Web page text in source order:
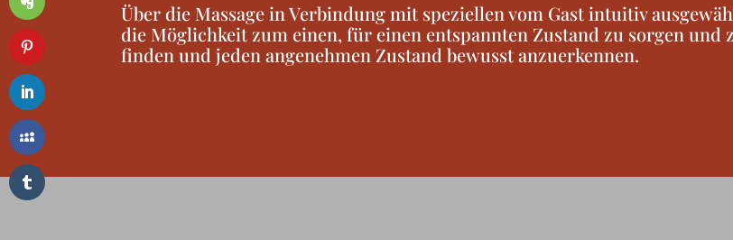
Über die Massage in Verbindung mit speziellen vom Gast intuitiv
die Möglichkeit zum einen, für einen entspannten Zustand zu sorgen und
finden und jeden angenehmen Zustand bewusst anzuerkennen.